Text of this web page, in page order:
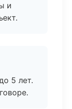
и
5 лет.